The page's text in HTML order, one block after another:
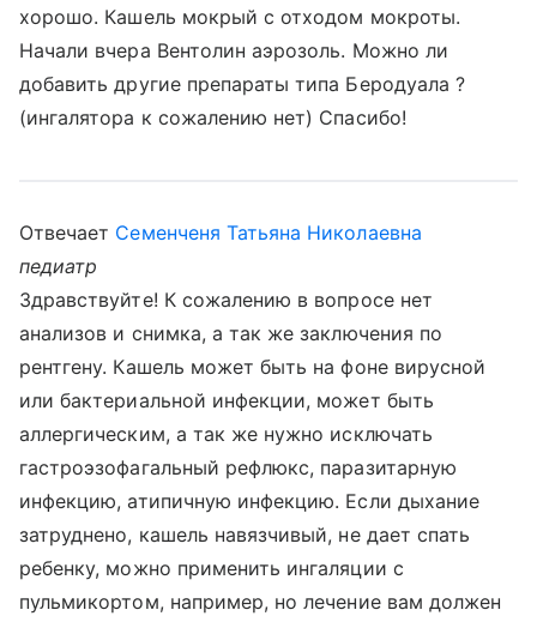
хорошо. Кашель мокрый с отходом мокроты.
Начали вчера Вентолин аэрозоль. Можно ли
добавить другие препараты типа Беродуала ?
(ингалятора к сожалению нет) Спасибо!
Отвечает Семенченя Татьяна Николаевна
педиатр
Здравствуйте! К сожалению в вопросе нет
анализов и снимка, а так же заключения по
рентгену. Кашель может быть на фоне вирусной
или бактериальной инфекции, может быть
аллергическим, а так же нужно исключать
гастроэзофагальный рефлюкс, паразитарную
инфекцию, атипичную инфекцию. Если дыхание
затруднено, кашель навязчивый, не дает спать
ребенку, можно применить ингаляции с
пульмикортом, например, но лечение вам должен